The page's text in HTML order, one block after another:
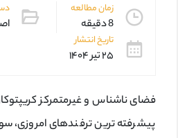
زمان مطالعه
8 دقیقه
تاریخ انتشار
۲۵ تیر ۱۴۰۴
فضای ناشناس و غیرمتمرکز
پیشرفته‌ ترین ترفندهای امروزی،